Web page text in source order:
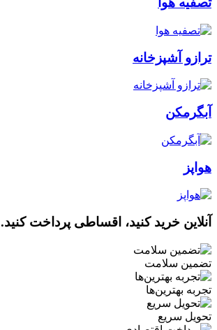
ترازو آشپزخانه
آبگرمکن
هواپز
آنلاین خرید کنید، اقساطی پرداخت کنید.
تضمین سلامت
تجربه بهترین‌ها
تحویل سریع